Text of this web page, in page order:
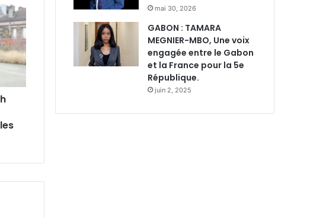
mai 30, 2026
GABON : TAMARA
MEGNIER-MBO, Une voix
engagée entre le Gabon
et la France pour la 5e
République.
juin 2, 2025